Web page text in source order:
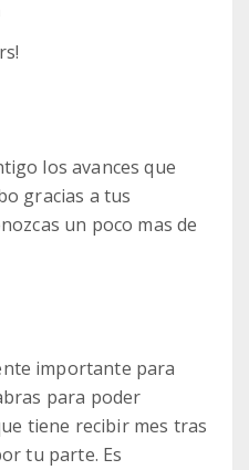
los avances que
gracias a tus
un poco mas de
importante para
para poder
tiene recibir mes tras
tu parte. Es